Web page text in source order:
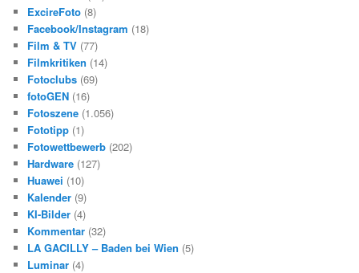
ExcireFoto (8)
Facebook/Instagram (18)
Film & TV (77)
Filmkritiken (14)
Fotoclubs (69)
fotoGEN (16)
Fotoszene (1.056)
Fototipp (1)
Fotowettbewerb (202)
Hardware (127)
Huawei (10)
Kalender (9)
KI-Bilder (4)
Kommentar (32)
LA GACILLY – Baden bei Wien (5)
Luminar (4)